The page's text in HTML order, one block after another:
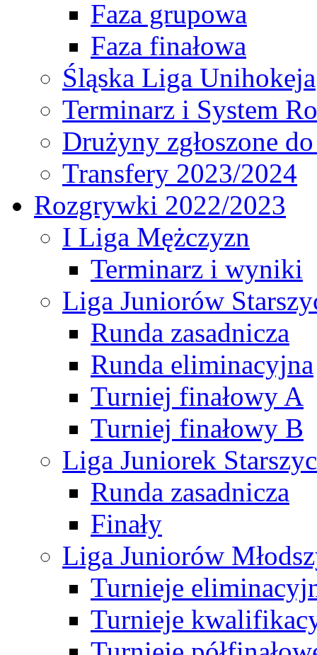
Faza grupowa
Faza finałowa
Śląska Liga Unihokeja
Terminarz i System
Drużyny zgłoszone
Transfery 2023/2024
Rozgrywki 2022/2023
I Liga Mężczyzn
Terminarz i wyniki
Liga Juniorów
Runda zasadnicza
Runda eliminacyjna
Turniej finałowy A
Turniej finałowy B
Liga Juniorek
Runda zasadnicza
Finały
Liga Juniorów
Turnieje
Turnieje